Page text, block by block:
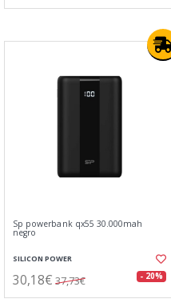
Sp powerbank qx55 30.000mah
negro
SILICON POWER
30,18€ 37,73€ - 20%